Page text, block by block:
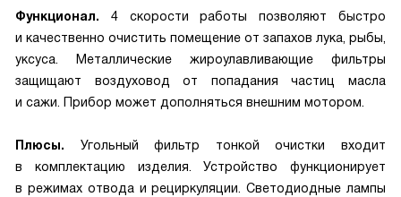
Функционал. 4 скорости работы позволяют быстро
и качественно очистить помещение от запахов лука, рыбы,
уксуса. Металлические жироулавливающие фильтры
защищают воздуховод от попадания частиц масла
и сажи. Прибор может дополняться внешним мотором.
Плюсы. Угольный фильтр тонкой очистки входит
в комплектацию изделия. Устройство функционирует
в режимах отвода и рециркуляции. Светодиодные лампы